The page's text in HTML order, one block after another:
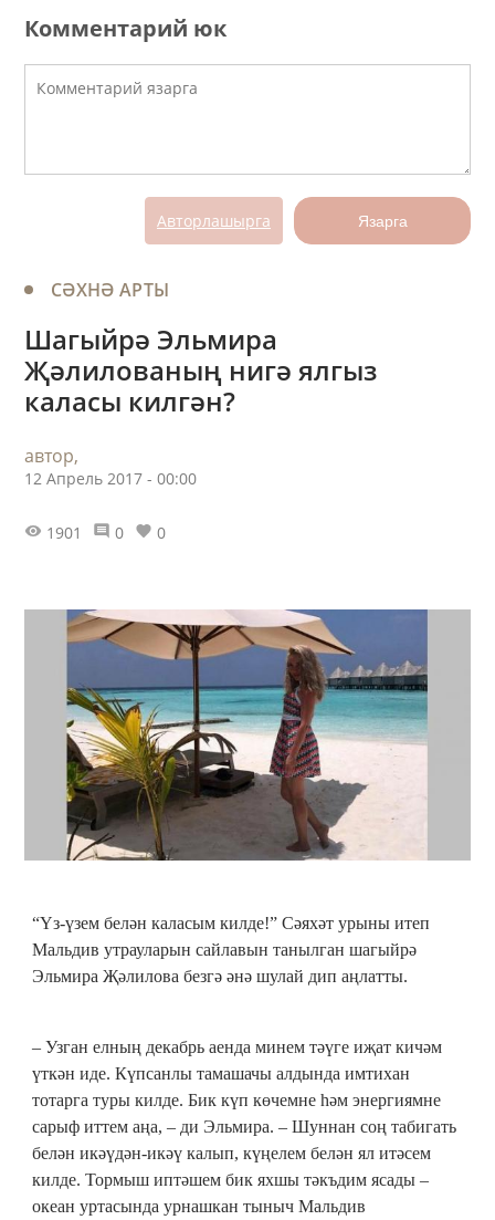
Комментарий юк
Авторлашырга Язарга
СӘХНӘ АРТЫ
Шагыйрә Эльмира
Җәлилованың нигә ялгыз
каласы килгән?
автор,
12 Апрель 2017 - 00:00
1901 0 0
“Үз-үзем белән каласым килде!” Сәяхәт урыны итеп
Мальдив утрауларын сайлавын танылган шагыйрә
Эльмира Җәлилова безгә әнә шулай дип аңлатты.
– Узган елның декабрь аенда минем тәүге иҗат кичәм
үткән иде. Күпсанлы тамашачы алдында имтихан
тотарга туры килде. Бик күп көчемне һәм энергиямне
сарыф иттем аңа, – ди Эльмира. – Шуннан соң табигать
белән икәүдән-икәү калып, күңелем белән ял итәсем
килде. Тормыш иптәшем бик яхшы тәкъдим ясады –
океан уртасында урнашкан тыныч Мальдив